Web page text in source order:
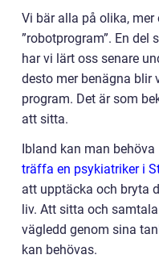
Vi bär alla på olika,
”robotprogram”. En del
har vi lärt oss senare
desto mer benägna blir
program. Det är som
att sitta.
Ibland kan man behöva
träffa en psykiatriker i
att upptäcka och bryta
liv. Att sitta och
vägledd genom sina
kan behövas.